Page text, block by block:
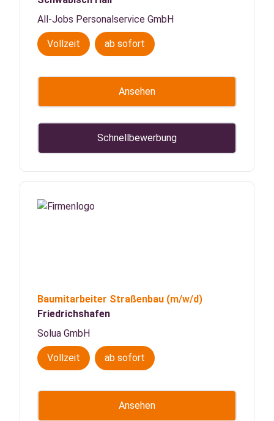
All-Jobs Personalservice GmbH
Vollzeit ab sofort
Ansehen
Schnellbewerbung
Baumitarbeiter Straßenbau (m/w/d)
Friedrichshafen
Solua GmbH
Vollzeit ab sofort
Ansehen